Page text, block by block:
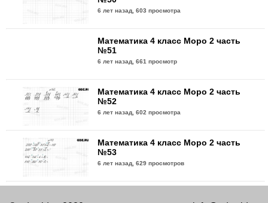
6 лет назад,603 просмотра
Математика 4 класс Моро 2 часть
№51
6 лет назад,661 просмотр
Математика 4 класс Моро 2 часть
№52
6 лет назад,602 просмотра
Математика 4 класс Моро 2 часть
№53
6 лет назад,629 просмотров